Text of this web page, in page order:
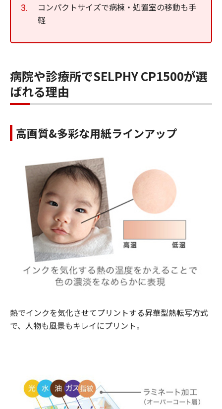
コンパクトサイズで病棟・処置室の移動も手
軽
病院や診療所でSELPHY CP1500が選
ばれる理由
高画質&多彩な用紙ラインアップ
熱でインクを気化させてプリントする昇華型熱転写方式
で、人物も風景もキレイにプリント。